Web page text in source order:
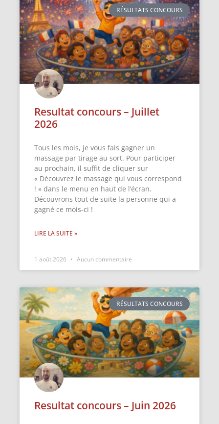
RÉSULTATS CONCOURS
Resultat concours – Juillet
2026
Tous les mois, je vous fais gagner un
massage par tirage au sort. Pour participer
au prochain, il suffit de cliquer sur
« Découvrez le massage qui vous correspond
! » dans le menu en haut de l’écran.
Découvrons tout de suite la personne qui a
gagné ce mois-ci !
LIRE LA SUITE »
1 août 2026 Aucun commentaire
RÉSULTATS CONCOURS
Resultat concours – Juin 2026